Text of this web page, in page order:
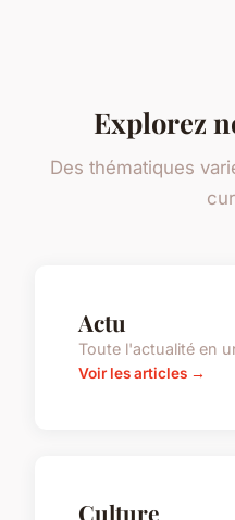
Explorez
Des thématiques
Actu
Toute l'actualité en
Voir les articles →
Culture